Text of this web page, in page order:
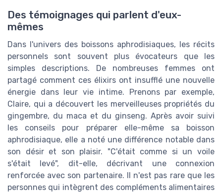
Des témoignages qui parlent d'eux-
mêmes
Dans l'univers des boissons aphrodisiaques, les récits
personnels sont souvent plus évocateurs que les
simples descriptions. De nombreuses femmes ont
partagé comment ces élixirs ont insufflé une nouvelle
énergie dans leur vie intime. Prenons par exemple,
Claire, qui a découvert les merveilleuses propriétés du
gingembre, du maca et du ginseng. Après avoir suivi
les conseils pour préparer elle-même sa boisson
aphrodisiaque, elle a noté une différence notable dans
son désir et son plaisir. "C'était comme si un voile
s'était levé", dit-elle, décrivant une connexion
renforcée avec son partenaire. Il n'est pas rare que les
personnes qui intègrent des compléments alimentaires